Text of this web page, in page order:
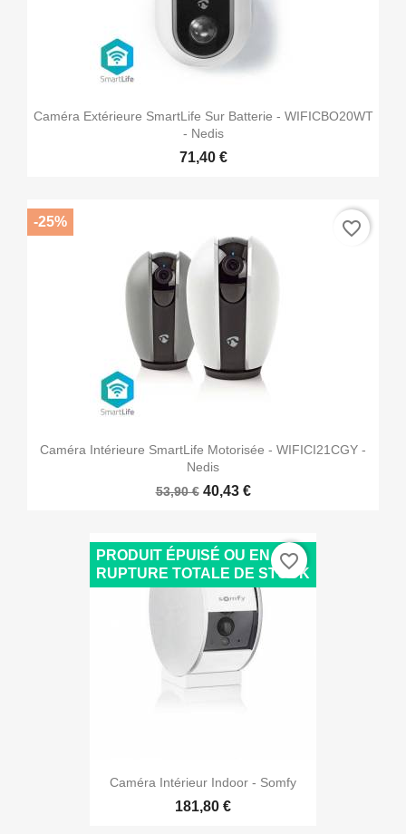
Caméra Extérieure SmartLife Sur Batterie - WIFICBO20WT
- Nedis
71,40 €
Caméra Intérieure SmartLife Motorisée - WIFICI21CGY -
Nedis
53,90 € 40,43 €
-25% favorite_border
Caméra Intérieur Indoor - Somfy
181,80 €
PRODUIT ÉPUISÉ OU EN
RUPTURE TOTALE DE STOCK
favorite_border